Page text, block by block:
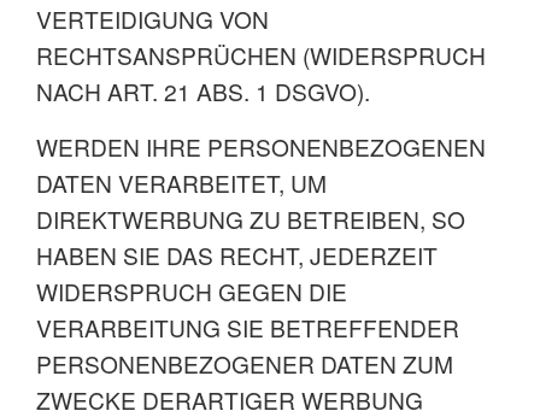
VERTEIDIGUNG VON
RECHTSANSPRÜCHEN (WIDERSPRUCH
NACH ART. 21 ABS. 1 DSGVO).
WERDEN IHRE PERSONENBEZOGENEN
DATEN VERARBEITET, UM
DIREKTWERBUNG ZU BETREIBEN, SO
HABEN SIE DAS RECHT, JEDERZEIT
WIDERSPRUCH GEGEN DIE
VERARBEITUNG SIE BETREFFENDER
PERSONENBEZOGENER DATEN ZUM
ZWECKE DERARTIGER WERBUNG